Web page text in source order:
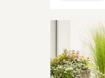
e aprenda a decorar com
Cores por aí: